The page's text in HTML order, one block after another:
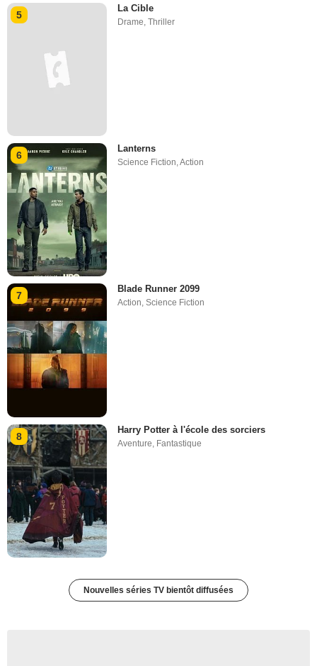
5
La Cible
Drame ,Thriller
6
Lanterns
Science Fiction,Action
7
Blade Runner 2099
Action,Science Fiction
8
Harry Potter à l'école des sorciers
Aventure Fantastique
Nouvelles séries TV bientôt diffusées